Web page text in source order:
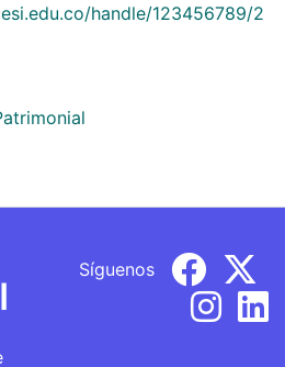
handle/123456789/2
Síguenos